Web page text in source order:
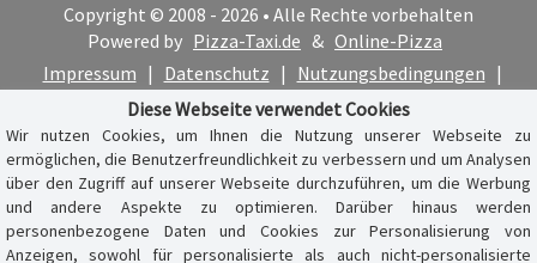
Copyright © 2008 - 2026 • Alle Rechte vorbehalten
Powered by Pizza-Taxi.de & Online-Pizza
Impressum | Datenschutz | Nutzungsbedingungen |
Cookie-Hinweis
Diese Webseite verwendet Cookies
Wir nutzen Cookies, um Ihnen die Nutzung unserer Webseite zu
ermöglichen, die Benutzerfreundlichkeit zu verbessern und um Analysen
über den Zugriff auf unserer Webseite durchzuführen, um die Werbung
und andere Aspekte zu optimieren. Darüber hinaus werden
personenbezogene Daten und Cookies zur Personalisierung von
Anzeigen, sowohl für personalisierte als auch nicht-personalisierte